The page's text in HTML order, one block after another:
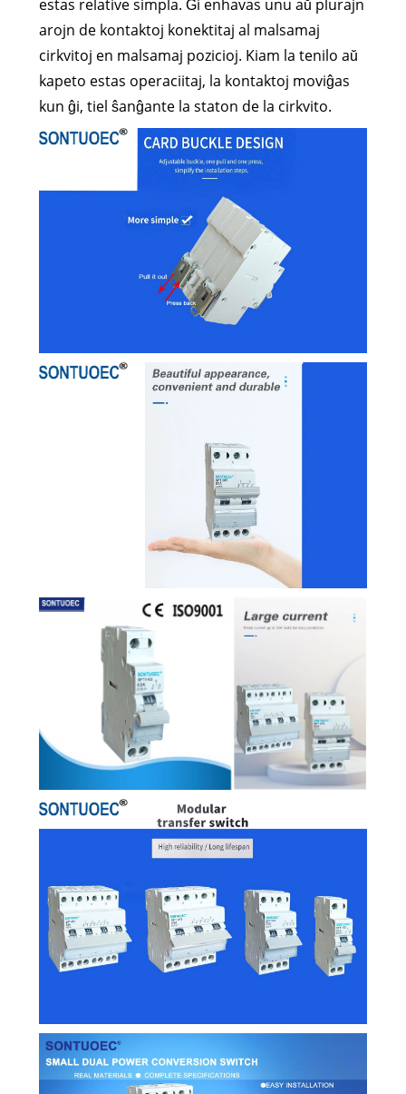
estas relative simpla. Ĝi enhavas unu aŭ plurajn
arojn de kontaktoj konektitaj al malsamaj
cirkvitoj en malsamaj pozicioj. Kiam la tenilo aŭ
kapeto estas operaciitaj, la kontaktoj moviĝas
kun ĝi, tiel ŝanĝante la staton de la cirkvito.